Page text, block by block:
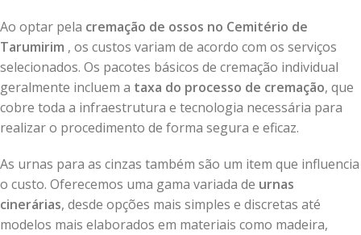
Ao optar pela cremação de ossos no Cemitério de
Tarumirim , os custos variam de acordo com os serviços
selecionados. Os pacotes básicos de cremação individual
geralmente incluem a taxa do processo de cremação, que
cobre toda a infraestrutura e tecnologia necessária para
realizar o procedimento de forma segura e eficaz.
As urnas para as cinzas também são um item que influencia
o custo. Oferecemos uma gama variada de urnas
cinerárias, desde opções mais simples e discretas até
modelos mais elaborados em materiais como madeira,